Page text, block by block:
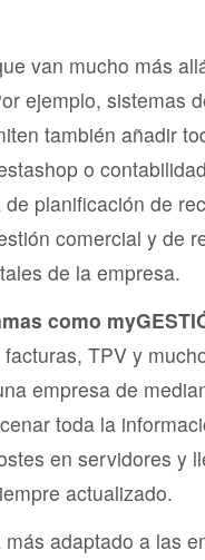
van mucho más
ejemplo, sistemas
también añadir
o
de planificación de
comercial y de
de la empresa.
como
TPV y
empresa de
toda la
en servidores y
actualizado.
adaptado a las